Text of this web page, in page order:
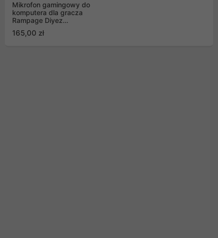
Mikrofon gamingowy do
komputera dla gracza
Rampage Diyez
czarny
165,00 zł